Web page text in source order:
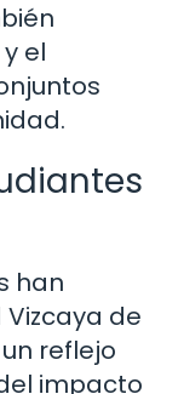
el
han
de
reflejo
impacto